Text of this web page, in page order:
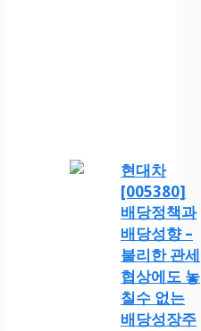
현대차
[005380]
배당정책과
배당성향 –
불리한 관세
협상에도 놓
칠수 없는
배당성장주